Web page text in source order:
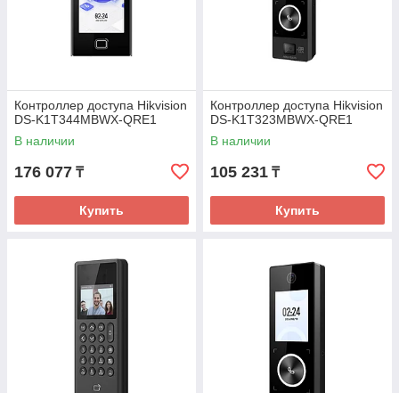
Контроллер доступа Hikvision
DS-K1T344MBWX-QRE1
В наличии
176 077 ₸
Купить
Контроллер доступа Hikvision
DS-K1T323MBWX-QRE1
В наличии
105 231 ₸
Купить